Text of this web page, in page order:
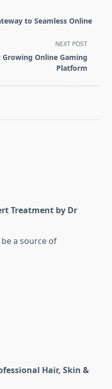
to Seamless Online
NEXT POST
Growing Online Gaming
Platform
Treatment by Dr
a source of
Hair, Skin &